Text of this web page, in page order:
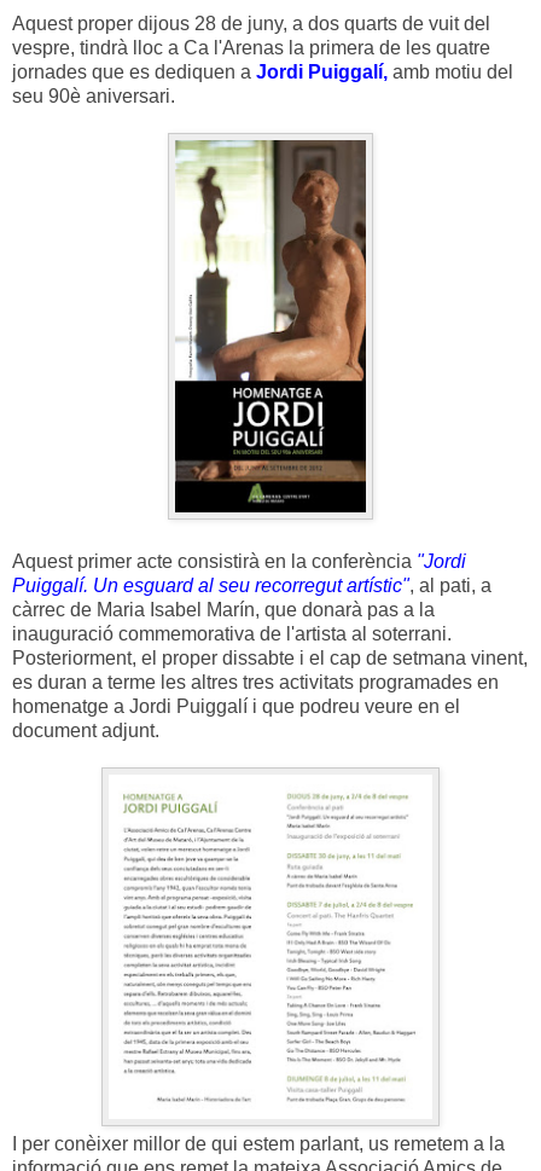
Aquest proper dijous 28 de juny, a dos quarts de vuit del
vespre, tindrà lloc a Ca l'Arenas la primera de les quatre
jornades que es dediquen a Jordi Puiggalí, amb motiu del
seu 90è aniversari.
Aquest primer acte consistirà en la conferència "Jordi
Puiggalí. Un esguard al seu recorregut artístic", al pati, a
càrrec de Maria Isabel Marín, que donarà pas a la
inauguració commemorativa de l'artista al soterrani.
Posteriorment, el proper dissabte i el cap de setmana vinent,
es duran a terme les altres tres activitats programades en
homenatge a Jordi Puiggalí i que podreu veure en el
document adjunt.
I per conèixer millor de qui estem parlant, us remetem a la